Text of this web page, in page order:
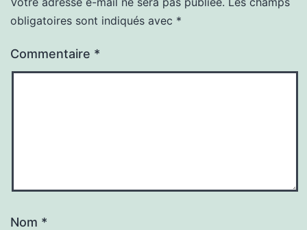
obligatoires sont indiqués avec *
Commentaire *
Nom *